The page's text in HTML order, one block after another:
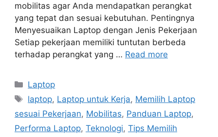
mobilitas agar Anda mendapatkan perangkat
yang tepat dan sesuai kebutuhan. Pentingnya
Menyesuaikan Laptop dengan Jenis Pekerjaan
Setiap pekerjaan memiliki tuntutan berbeda
terhadap perangkat yang … Read more
Categories
Laptop
Tags
laptop, Laptop untuk Kerja, Memilih Laptop
sesuai Pekerjaan, Mobilitas, Panduan Laptop,
Performa Laptop, Teknologi, Tips Memilih